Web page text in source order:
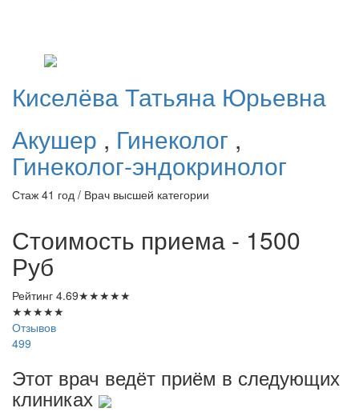
КиселёваТатьяна Юрьевна
Акушер , Гинеколог ,
Гинеколог-эндокринолог
Стаж 41 год / Врач высшей категории
Стоимость приема - 1500
Руб
Рейтинг 4.69★★★★★
★★★★★
Отзывов
499
Этот врач ведёт приём в следующих
клиниках